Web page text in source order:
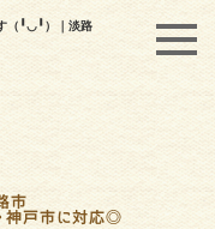
（╹◡╹）｜淡路